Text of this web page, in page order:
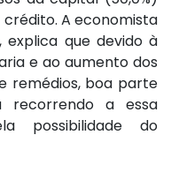
A economista
explica que devido à
e ao aumento dos
remédios, boa parte
recorrendo a essa
possibilidade do